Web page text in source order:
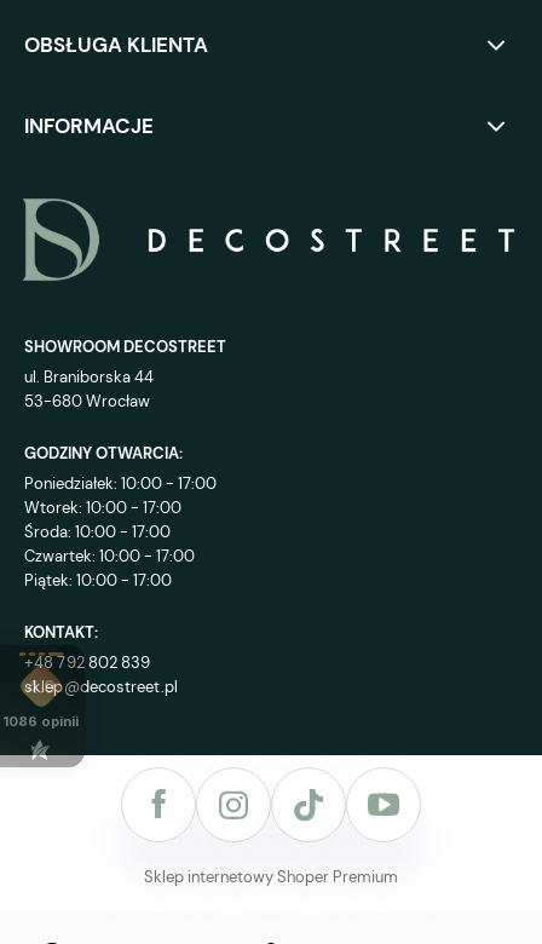
OBSŁUGA KLIENTA
INFORMACJE
SHOWROOM DECOSTREET
ul. Braniborska 44
53-680 Wrocław
GODZINY OTWARCIA:
Poniedziałek: 10:00 - 17:00
Wtorek: 10:00 - 17:00
Środa: 10:00 - 17:00
Czwartek: 10:00 - 17:00
Piątek: 10:00 - 17:00
KONTAKT:
+48 792 802 839
sklep@decostreet.pl
4.9
1086 opinii
Sklep internetowy Shoper Premium